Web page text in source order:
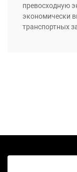
превосходную
экономически
транспортных